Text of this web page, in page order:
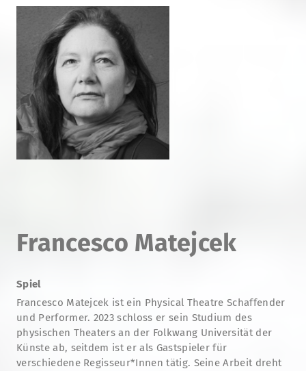
Francesco Matejcek
Spiel
Francesco Matejcek ist ein Physical Theatre Schaffender
und Performer. 2023 schloss er sein Studium des
physischen Theaters an der Folkwang Universität der
Künste ab, seitdem ist er als Gastspieler für
verschiedene Regisseur*Innen tätig. Seine Arbeit dreht